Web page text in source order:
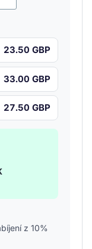
GBP
GBP
GBP
z 10%